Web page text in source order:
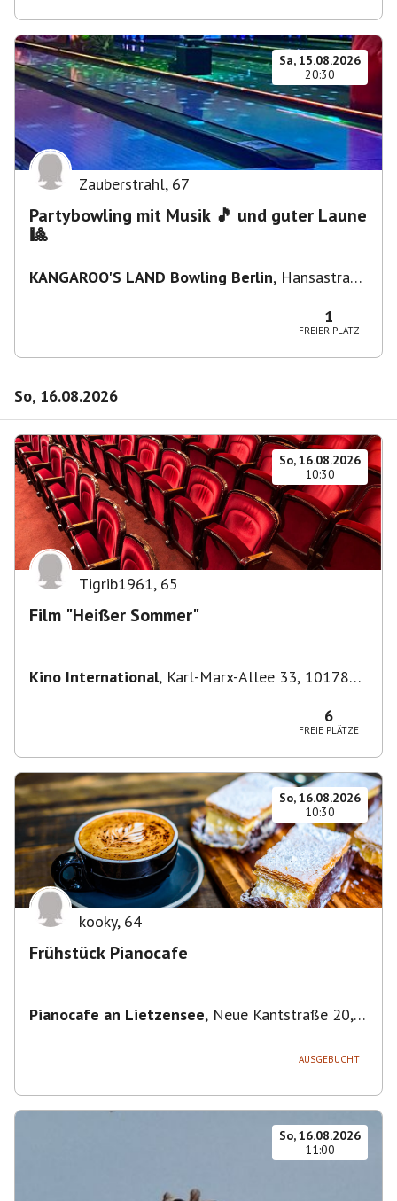
Sa, 15.08.2026
20:30
Zauberstrahl, 67
Partybowling mit Musik 🎵 und guter Laune
🎱
KANGAROO'S LAND Bowling Berlin, Hansastraße
1
FREIER PLATZ
So, 16.08.2026
So, 16.08.2026
10:30
Tigrib1961, 65
Film "Heißer Sommer"
Kino International, Karl-Marx-Allee 33, 10178
6
FREIE PLÄTZE
So, 16.08.2026
10:30
kooky, 64
Frühstück Pianocafe
Pianocafe an Lietzensee, Neue Kantstraße 20,
AUSGEBUCHT
So, 16.08.2026
11:00